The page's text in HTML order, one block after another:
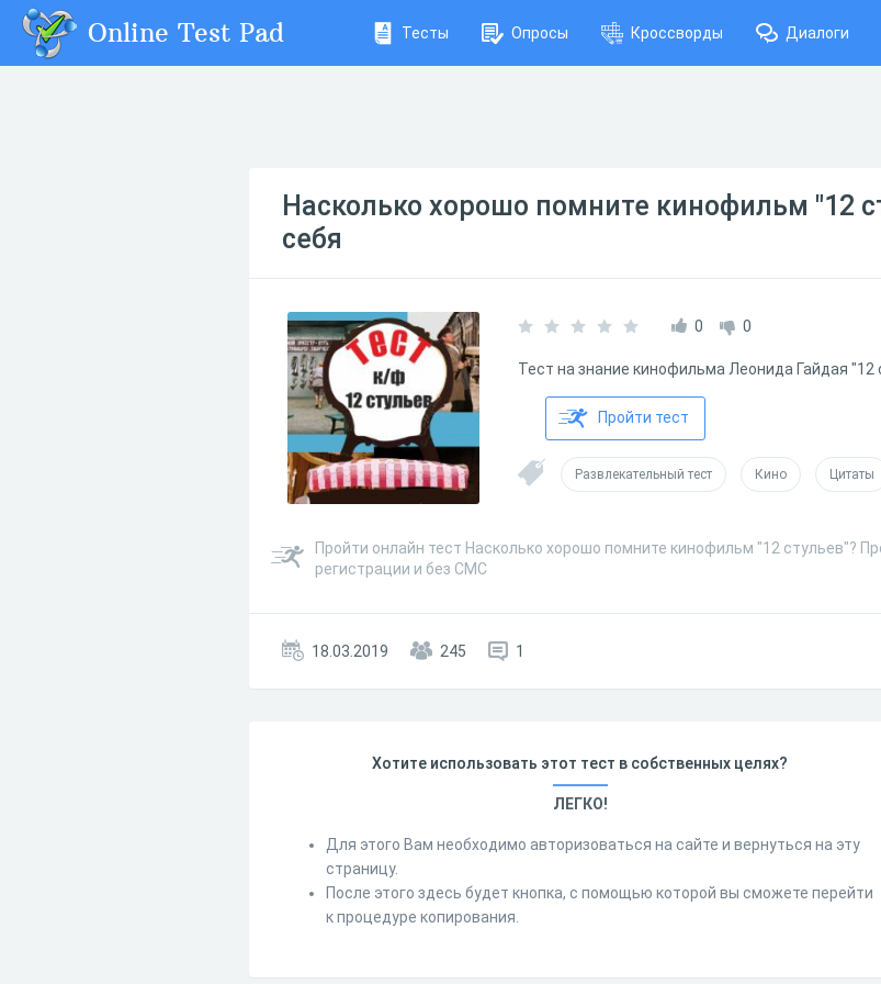
Online Test Pad Тесты Опросы Кроссворды Диалоги
Насколько хорошо помните кинофильм "12
себя
0 0
Тест на знание кинофильма Леонида Гайдая "12
Пройти тест
Развлекательный тест Кино Цитаты
Пройти онлайн тест Насколько хорошо помните кинофильм "12 стульев"?
регистрации и без СМС
18.03.2019 245 1
Хотите использовать этот тест в собственных целях?
ЛЕГКО!
Для этого Вам необходимо авторизоваться на сайте и вернуться на эту
страницу.
После этого здесь будет кнопка, с помощью которой вы сможете перейти
к процедуре копирования.